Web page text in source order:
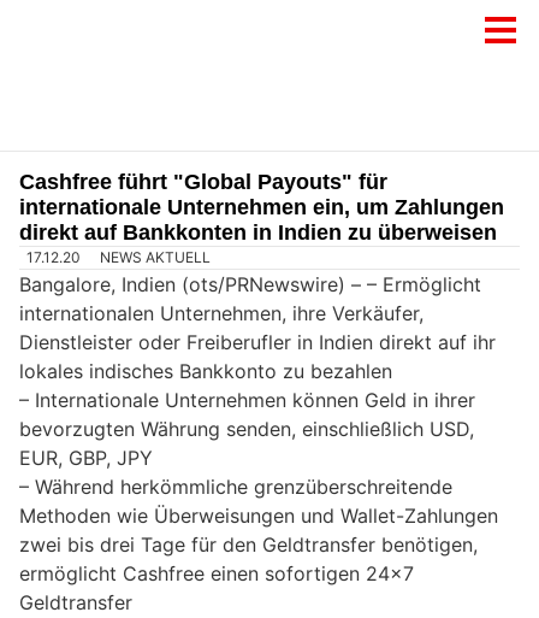
Cashfree führt "Global Payouts" für
internationale Unternehmen ein, um Zahlungen
direkt auf Bankkonten in Indien zu überweisen
17.12.20 NEWS AKTUELL
Bangalore, Indien (ots/PRNewswire) – – Ermöglicht
internationalen Unternehmen, ihre Verkäufer,
Dienstleister oder Freiberufler in Indien direkt auf ihr
lokales indisches Bankkonto zu bezahlen
– Internationale Unternehmen können Geld in ihrer
bevorzugten Währung senden, einschließlich USD,
EUR, GBP, JPY
– Während herkömmliche grenzüberschreitende
Methoden wie Überweisungen und Wallet-Zahlungen
zwei bis drei Tage für den Geldtransfer benötigen,
ermöglicht Cashfree einen sofortigen 24×7
Geldtransfer